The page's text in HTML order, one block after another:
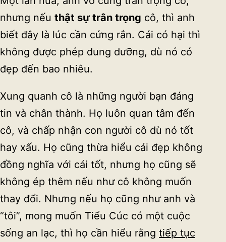
nhưng nếu thật sự trân trọng cô, thì anh
biết đây là lúc cần cứng rắn. Cái có hại thì
không được phép dung dưỡng, dù nó có
đẹp đến bao nhiêu.
Xung quanh cô là những người bạn đáng
tin và chân thành. Họ luôn quan tâm đến
cô, và chấp nhận con người cô dù nó tốt
hay xấu. Họ cũng thừa hiểu cái đẹp không
đồng nghĩa với cái tốt, nhưng họ cũng sẽ
không ép thêm nếu như cô không muốn
thay đổi. Nhưng nếu họ cũng như anh và
“tôi”, mong muốn Tiểu Cúc có một cuộc
sống an lạc, thì họ cần hiểu rằng tiếp tục